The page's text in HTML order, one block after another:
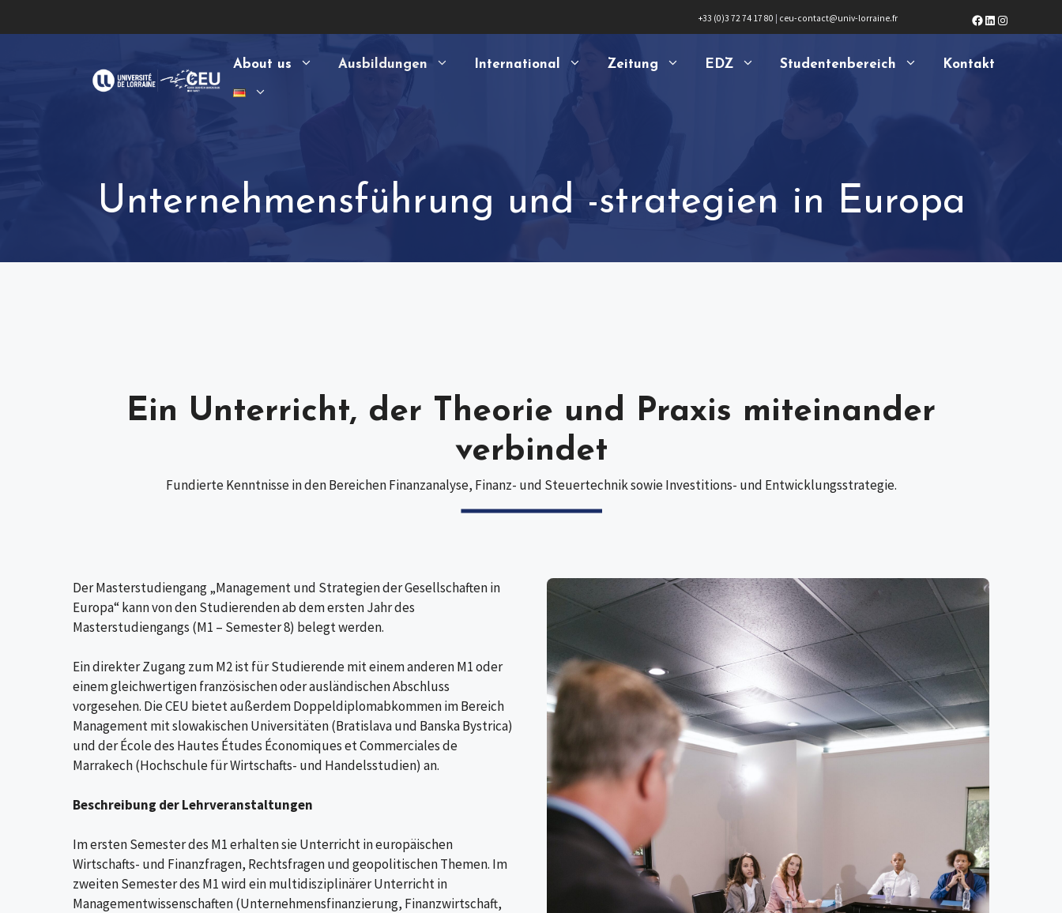
+33 (0)3 72 74 17 80 ceu-contact@univ-lorraine.fr Facebook
LinkedIn
Instagram
About us Ausbildungen International Zeitung EDZ Studentenbereich Kontakt
Unternehmensführung und -strategien in Europa
Ein Unterricht, der Theorie und Praxis miteinander
verbindet
Fundierte Kenntnisse in den Bereichen Finanzanalyse, Finanz- und Steuertechnik sowie Investitions- und Entwicklungsstrategie.
Der Masterstudiengang „Management und Strategien der Gesellschaften in
Europa“ kann von den Studierenden ab dem ersten Jahr des
Masterstudiengangs (M1 – Semester 8) belegt werden.
Ein direkter Zugang zum M2 ist für Studierende mit einem anderen M1 oder
einem gleichwertigen französischen oder ausländischen Abschluss
vorgesehen. Die CEU bietet außerdem Doppeldiplomabkommen im Bereich
Management mit slowakischen Universitäten (Bratislava und Banska Bystrica)
und der École des Hautes Études Économiques et Commerciales de
Marrakech (Hochschule für Wirtschafts- und Handelsstudien) an.
Beschreibung der Lehrveranstaltungen
Im ersten Semester des M1 erhalten sie Unterricht in europäischen
Wirtschafts- und Finanzfragen, Rechtsfragen und geopolitischen Themen. Im
zweiten Semester des M1 wird ein multidisziplinärer Unterricht in
Managementwissenschaften (Unternehmensfinanzierung, Finanzwirtschaft,